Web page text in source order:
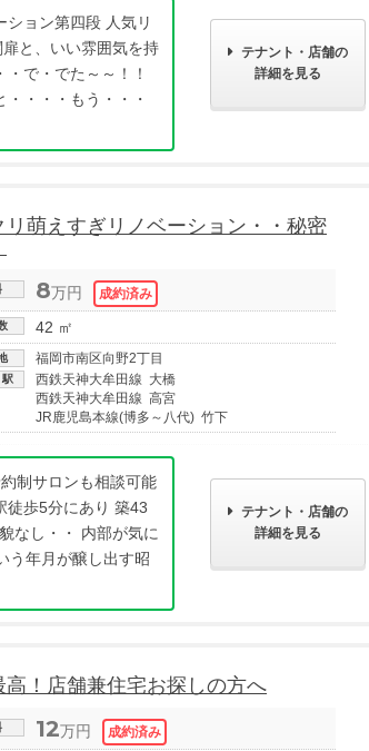
ョン第四段 人気リ
と、いい雰囲気を持
で・でた～～！！
・・・もう・・・
テナント・店舗の
詳細を見る
リ萌えすぎリノベーション・・秘密
8万円
42 ㎡
福岡市南区向野2丁目
駅
西鉄天神大牟田線 大橋
西鉄天神大牟田線 高宮
JR鹿児島本線(博多～八代) 竹下
制サロンも相談可能
徒歩5分にあり 築43
なし・・ 内部が気に
う年月が醸し出す昭
テナント・店舗の
詳細を見る
高！店舗兼住宅お探しの方へ
12万円